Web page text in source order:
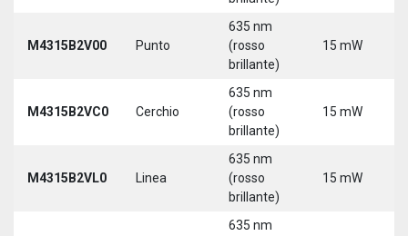
M4315B2V00 Punto
635 nm
(rosso
brillante)
15 mW
M4315B2VC0 Cerchio
635 nm
(rosso
brillante)
15 mW
M4315B2VL0 Linea
635 nm
(rosso
brillante)
15 mW
635 nm